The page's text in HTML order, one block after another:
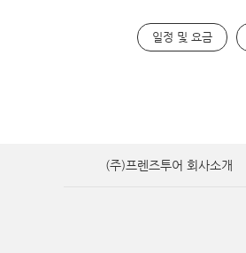
일정 및 요금
(주)프렌즈투어 회사소개